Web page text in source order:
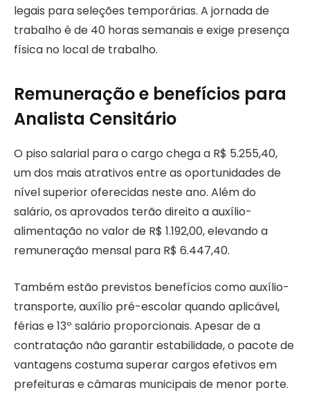
legais para seleções temporárias. A jornada de
trabalho é de 40 horas semanais e exige presença
física no local de trabalho.
Remuneração e benefícios para
Analista Censitário
O piso salarial para o cargo chega a R$ 5.255,40,
um dos mais atrativos entre as oportunidades de
nível superior oferecidas neste ano. Além do
salário, os aprovados terão direito a auxílio-
alimentação no valor de R$ 1.192,00, elevando a
remuneração mensal para R$ 6.447,40.
Também estão previstos benefícios como auxílio-
transporte, auxílio pré-escolar quando aplicável,
férias e 13º salário proporcionais. Apesar de a
contratação não garantir estabilidade, o pacote de
vantagens costuma superar cargos efetivos em
prefeituras e câmaras municipais de menor porte.